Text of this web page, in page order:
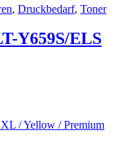
, Druckbedarf, Toner
Y659S/ELS
/ Yellow / Premium